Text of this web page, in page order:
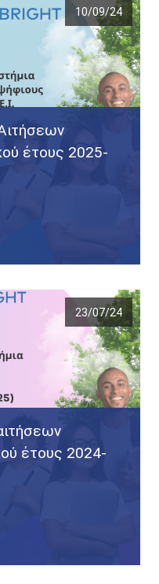
10/09/24
έτους 2025-
23/07/24
έτους 2024-